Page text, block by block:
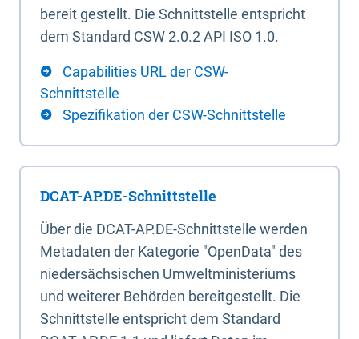
bereit gestellt. Die Schnittstelle entspricht
dem Standard CSW 2.0.2 API ISO 1.0.
Capabilities URL der CSW-
Schnittstelle
Spezifikation der CSW-Schnittstelle
DCAT-AP.DE-Schnittstelle
Über die DCAT-AP.DE-Schnittstelle werden
Metadaten der Kategorie "OpenData" des
niedersächsischen Umweltministeriums
und weiterer Behörden bereitgestellt. Die
Schnittstelle entspricht dem Standard